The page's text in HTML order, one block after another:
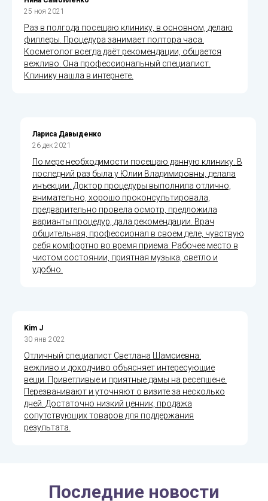
25 ноя 2021
Раз в полгода посещаю клинику, в основном, делаю
филлеры. Процедура занимает полтора часа.
Косметолог всегда даёт рекомендации, общается
вежливо. Она профессиональный специалист.
Клинику нашла в интернете.
​Лариса Давыденко
26 дек 2021
По мере необходимости посещаю данную клинику. В
последний раз была у Юлии Владимировны, делала
инъекции. Доктор процедуры выполнила отлично,
внимательно, хорошо проконсультировала,
предварительно провела осмотр, предложила
варианты процедур, дала рекомендации. Врач
общительная, профессионал в своем деле, чувствую
себя комфортно во время приема. Рабочее место в
чистом состоянии, приятная музыка, светло и
удобно.
​Kim J
30 янв 2022
Отличный специалист Светлана Шамсиевна:
вежливо и доходчиво объясняет интересующие
вещи. Приветливые и приятные дамы на ресепшене.
Перезванивают и уточняют о визите за несколько
дней. Достаточно низкий ценник, продажа
сопутствующих товаров для поддержания
результата.
Последние новости